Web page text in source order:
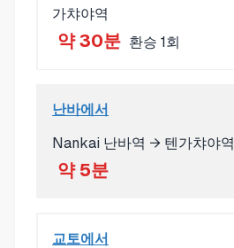
가챠야역
약 30분 환승 1회
난바에서
Nankai 난바역 → 텐가챠야역
약 5분
교토에서